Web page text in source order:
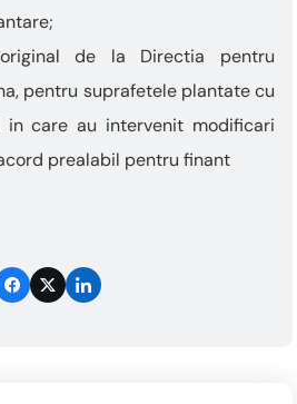
de la Directia pentru
pentru suprafetele plantate cu
in care au intervenit modificari
prealabil pentru finant